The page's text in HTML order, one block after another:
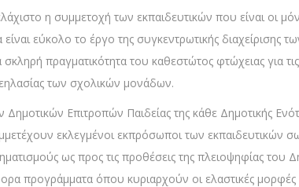
η συμμετοχή των εκπαιδευτικών που είναι οι
εύκολο το έργο της συγκεντρωτικής διαχείρισης
πραγματικότητα του καθεστώτος φτώχειας για
των σχολικών μονάδων.
Επιτροπών Παιδείας της κάθε Δημοτικής
εκλεγμένοι εκπρόσωποι των
ως προς τις προθέσεις της πλειοψηφίας
προγράμματα όπου κυριαρχούν οι ελαστικές